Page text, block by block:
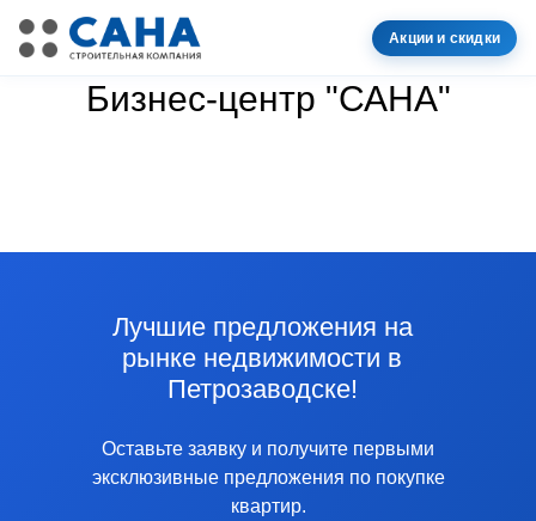
Акции и скидки
Бизнес-центр "САНА"
Лучшие предложения на
рынке недвижимости в
Петрозаводске!
Оставьте заявку и получите первыми
эксклюзивные предложения по покупке
квартир.